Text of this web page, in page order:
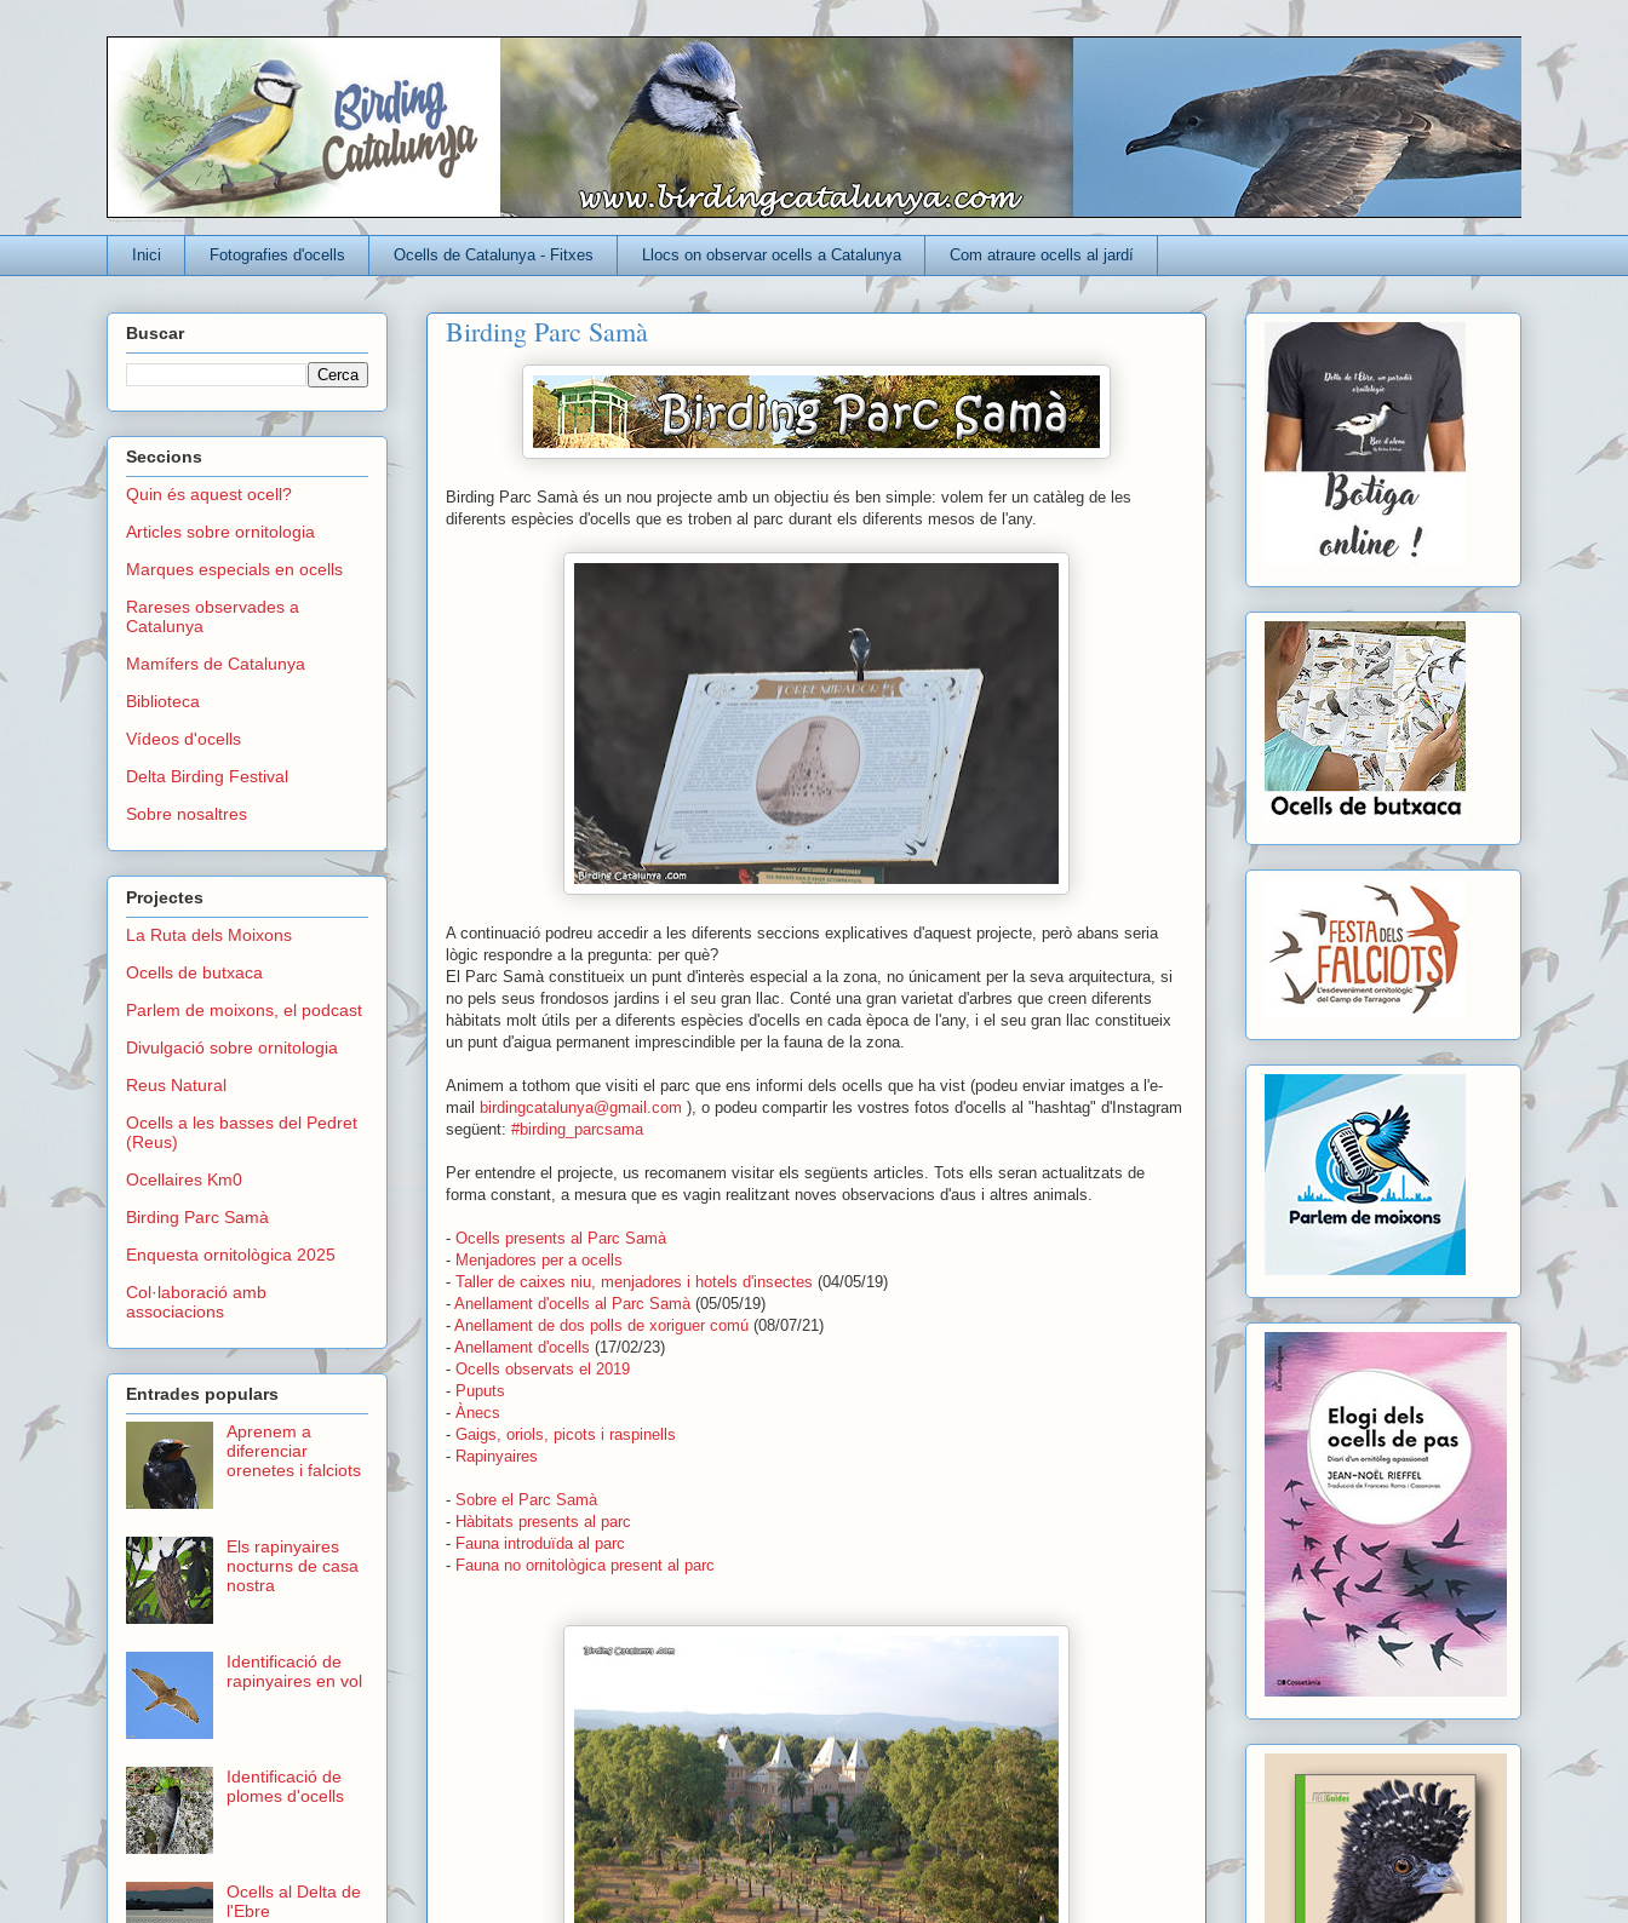
Un blog per conèixer millor els ocells que viuen a Catalunya
Inici Fotografies d'ocells Ocells de Catalunya - Fitxes Llocs on observar ocells a Catalunya Com atraure ocells al jardí
Birding Parc Samà
Birding Parc Samà és un nou projecte amb un objectiu és ben simple: volem fer un catàleg de les
diferents espècies d'ocells que es troben al parc durant els diferents mesos de l'any.
A continuació podreu accedir a les diferents seccions explicatives d'aquest projecte, però abans seria
lògic respondre a la pregunta: per què?
El Parc Samà constitueix un punt d'interès especial a la zona, no únicament per la seva arquitectura, si
no pels seus frondosos jardins i el seu gran llac. Conté una gran varietat d'arbres que creen diferents
hàbitats molt útils per a diferents espècies d'ocells en cada època de l'any, i el seu gran llac constitueix
un punt d'aigua permanent imprescindible per la fauna de la zona.
Animem a tothom que visiti el parc que ens informi dels ocells que ha vist (podeu enviar imatges a l'e-
mail birdingcatalunya@gmail.com ), o podeu compartir les vostres fotos d'ocells al "hashtag" d'Instagram
següent: #birding_parcsama
Per entendre el projecte, us recomanem visitar els següents articles. Tots ells seran actualitzats de
forma constant, a mesura que es vagin realitzant noves observacions d'aus i altres animals.
- Ocells presents al Parc Samà
- Menjadores per a ocells
- Taller de caixes niu, menjadores i hotels d'insectes (04/05/19)
- Anellament d'ocells al Parc Samà (05/05/19)
- Anellament de dos polls de xoriguer comú (08/07/21)
- Anellament d'ocells (17/02/23)
- Ocells observats el 2019
- Puputs
- Ànecs
- Gaigs, oriols, picots i raspinells
- Rapinyaires
- Sobre el Parc Samà
- Hàbitats presents al parc
- Fauna introduïda al parc
- Fauna no ornitològica present al parc
Buscar
Seccions
Quin és aquest ocell?
Articles sobre ornitologia
Marques especials en ocells
Rareses observades a
Catalunya
Mamífers de Catalunya
Biblioteca
Vídeos d'ocells
Delta Birding Festival
Sobre nosaltres
Projectes
La Ruta dels Moixons
Ocells de butxaca
Parlem de moixons, el podcast
Divulgació sobre ornitologia
Reus Natural
Ocells a les basses del Pedret
(Reus)
Ocellaires Km0
Birding Parc Samà
Enquesta ornitològica 2025
Col·laboració amb
associacions
Entrades populars
Aprenem a
diferenciar
orenetes i falciots
Els rapinyaires
nocturns de casa
nostra
Identificació de
rapinyaires en vol
Identificació de
plomes d'ocells
Ocells al Delta de
l'Ebre